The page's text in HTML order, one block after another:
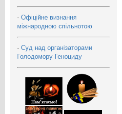
- Офіційне визнання
міжнародною спільнотою
- Суд над організаторами
Голодомору-Геноциду